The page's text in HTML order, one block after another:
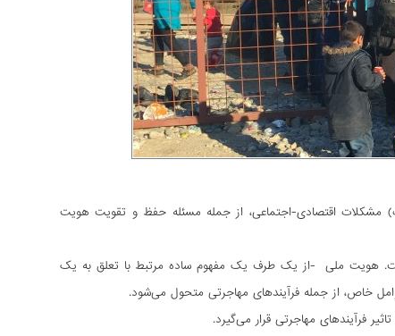
مشکلات اقتصادی-اجتماعی، از جمله مسئله حفظ و تقویت هویت
هویت ملی -از یک طرف یک مفهوم ساده مرتبط با تعلق به یک
از جمله فرآیندهای مهاجرتی متحول می‌شود.
فرآیندهای مهاجرتی قرار می‌گیرد.